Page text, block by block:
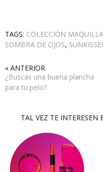
TAGS: COLECCIÓN
SOMBRA DE OJOS,
« ANTERIOR
¿Buscas una buena plancha
para tu pelo?
TAL VEZ TE INTERESEN